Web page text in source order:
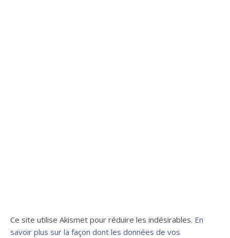
Ce site utilise Akismet pour réduire les indésirables. En
savoir plus sur la façon dont les données de vos